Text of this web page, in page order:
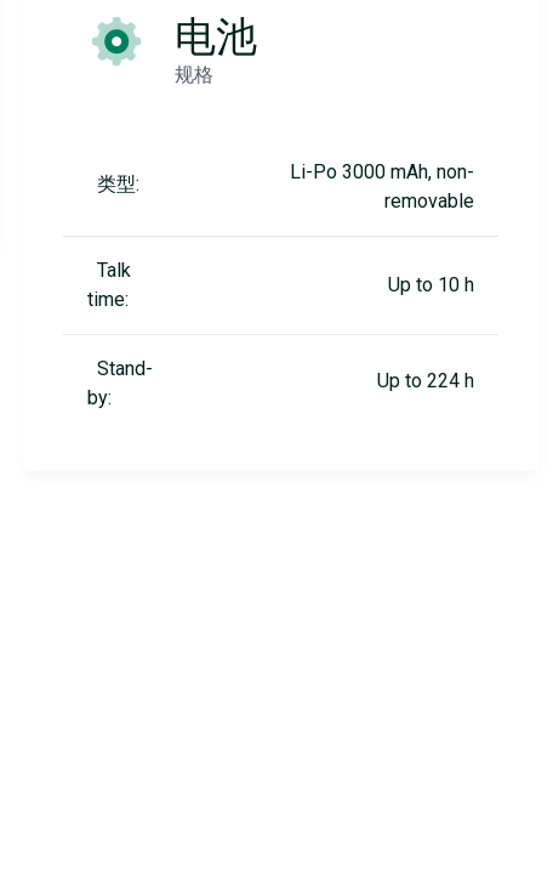
电池
规格
类型:
Li-Po 3000 mAh, non-
removable
Talk
time:
Up to 10 h
Stand-
by:
Up to 224 h